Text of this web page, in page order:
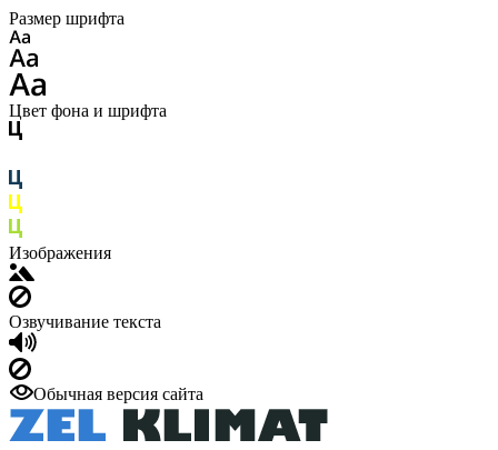
Размер шрифта
Цвет фона и шрифта
Изображения
Озвучивание текста
Обычная версия сайта